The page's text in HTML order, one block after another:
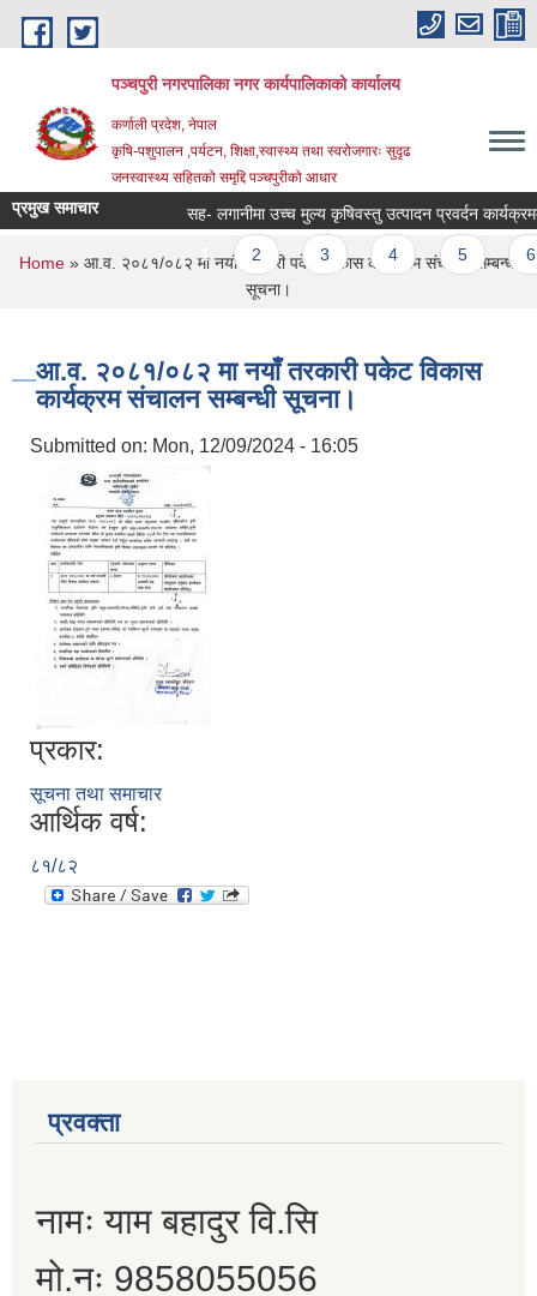
Skip to main content
पञ्चपुरी नगरपालिका नगर कार्यपालिकाको कार्यालय
कर्णाली प्रदेश, नेपाल
कृषि-पशुपालन ,पर्यटन, शिक्षा,स्वास्थ्य तथा स्वरोजगारः सुदृढ
जनस्वास्थ्य सहितको समृद्दि पञ्चपुरीको आधार
प्रमुख समाचार सह- लगानीमा उच्च मुल्य कृषिवस्तु उत्पादन प्रवर्दन
Pages
1 2 3 4 5 6
You are here
Home » आ.व. २०८१/०८२ मा नयाँ तरकारी पकेट विकास कार्यक्रम संचालन सम्बन्धी
सूचना।
आ.व. २०८१/०८२ मा नयाँ तरकारी पकेट विकास
कार्यक्रम संचालन सम्बन्धी सूचना।
Submitted on: Mon, 12/09/2024 - 16:05
प्रकार:
सूचना तथा समाचार
आर्थिक वर्ष:
८१/८२
प्रवक्ता
नामः याम बहादुर वि.सि
मो.नः 9858055056